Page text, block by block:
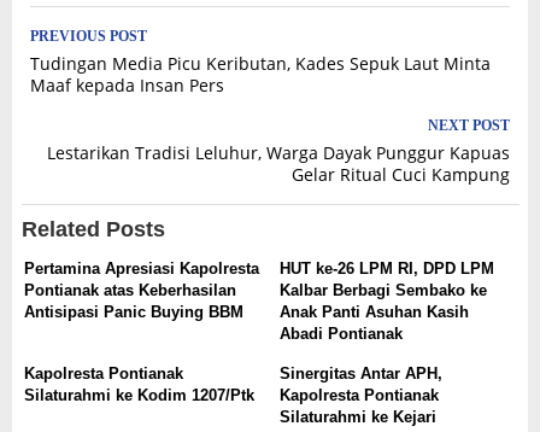
Post
navigation
PREVIOUS POST
Tudingan Media Picu Keributan, Kades Sepuk Laut Minta
Maaf kepada Insan Pers
NEXT POST
Lestarikan Tradisi Leluhur, Warga Dayak Punggur Kapuas
Gelar Ritual Cuci Kampung
Related Posts
Pertamina Apresiasi Kapolresta
Pontianak atas Keberhasilan
Antisipasi Panic Buying BBM
HUT ke-26 LPM RI, DPD LPM
Kalbar Berbagi Sembako ke
Anak Panti Asuhan Kasih
Abadi Pontianak
Kapolresta Pontianak
Silaturahmi ke Kodim 1207/Ptk
Sinergitas Antar APH,
Kapolresta Pontianak
Silaturahmi ke Kejari